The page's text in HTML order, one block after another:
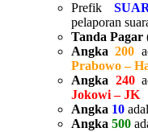
Prefik
pelaporan
Tanda Pagar
Angka200
Prabowo –
Angka 240
Jokowi – JK
Angka 10
Angka 500